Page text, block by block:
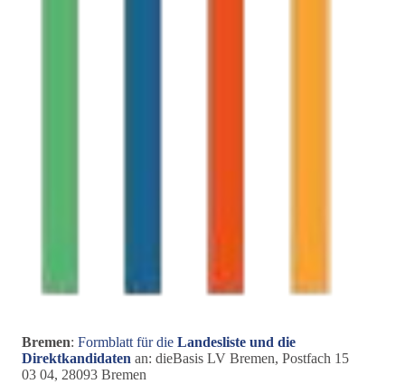
Bremen: Formblatt für die Landesliste und die
Direktkandidaten an: dieBasis LV Bremen, Postfach 15
03 04, 28093 Bremen